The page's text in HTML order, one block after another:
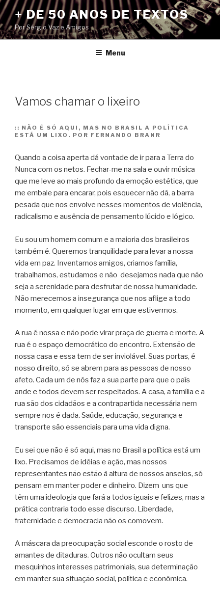
Pular
para
o
conteúdo
+ DE 50 ANOS DE TEXTOS
Por Sérgio Vaz e Amigos
Menu
Vamos chamar o lixeiro
:: NÃO É SÓ AQUI, MAS NO BRASIL A POLÍTICA
ESTÁ UM LIXO. POR FERNANDO BRANR
Quando a coisa aperta dá vontade de ir para a Terra do
Nunca com os netos. Fechar-me na sala e ouvir música
que me leve ao mais profundo da emoção estética, que
me embale para encarar, pois esquecer não dá, a barra
pesada que nos envolve nesses momentos de violência,
radicalismo e ausência de pensamento lúcido e lógico.
Eu sou um homem comum e a maioria dos brasileiros
também é. Queremos tranquilidade para levar a nossa
vida em paz. Inventamos amigos, criamos família,
trabalhamos, estudamos e não desejamos nada que não
seja a serenidade para desfrutar de nossa humanidade.
Não merecemos a insegurança que nos aflige a todo
momento, em qualquer lugar em que estivermos.
A rua é nossa e não pode virar praça de guerra e morte. A
rua é o espaço democrático do encontro. Extensão de
nossa casa e essa tem de ser inviolável. Suas portas, é
nosso direito, só se abrem para as pessoas de nosso
afeto. Cada um de nós faz a sua parte para que o país
ande e todos devem ser respeitados. A casa, a família e a
rua são dos cidadãos e a contrapartida necessária nem
sempre nos é dada. Saúde, educação, segurança e
transporte são essenciais para uma vida digna.
Eu sei que não é só aqui, mas no Brasil a política está um
lixo. Precisamos de idéias e ação, mas nossos
representantes não estão à altura de nossos anseios, só
pensam em manter poder e dinheiro. Dizem uns que
têm uma ideologia que fará a todos iguais e felizes, mas a
prática contraria todo esse discurso. Liberdade,
fraternidade e democracia não os comovem.
A máscara da preocupação social esconde o rosto de
amantes de ditaduras. Outros não ocultam seus
mesquinhos interesses patrimoniais, sua determinação
em manter sua situação social, política e econômica.